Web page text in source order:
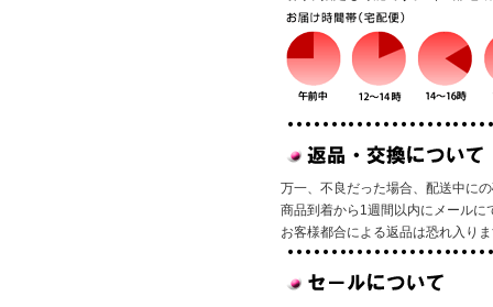
万一、不良だった場合、配送中に
商品到着から1週間以内にメールに
お客様都合による返品は恐れ入り